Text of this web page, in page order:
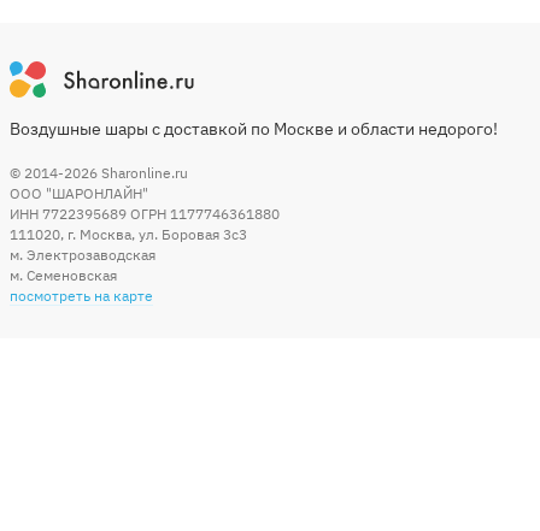
Воздушные шары с доставкой по Москве и области недорого!
© 2014-2026 Sharonline.ru
ООО "ШАРОНЛАЙН"
ИНН 7722395689 ОГРН 1177746361880
111020, г. Москва, ул. Боровая 3c3
м. Электрозаводская
м. Семеновская
посмотреть на карте